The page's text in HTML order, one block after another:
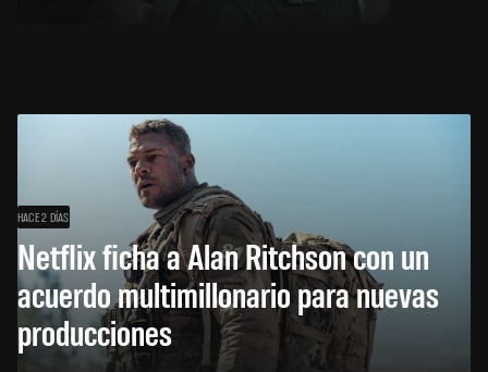
HACE 2 DÍAS
Netflix ficha a Alan Ritchson con un
acuerdo multimillonario para nuevas
producciones